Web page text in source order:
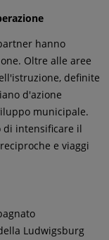
hanno
Oltre alle aree
definite
d'azione
municipale.
di intensificare il
e viaggi
Ludwigsburg